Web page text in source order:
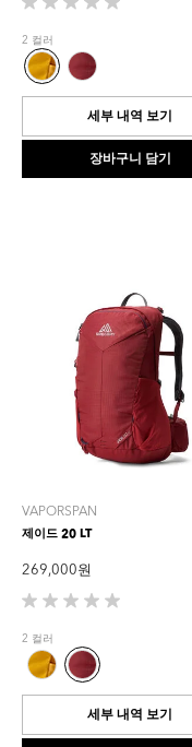
별
5
개
중
0.0
입
다.
2 컬러
세부 내역 보기
장바구니 담기
VAPORSPAN
제이드 20 LT
269,000 원
별
5
개
중
0.0
입
2 컬러
세부 내역 보기